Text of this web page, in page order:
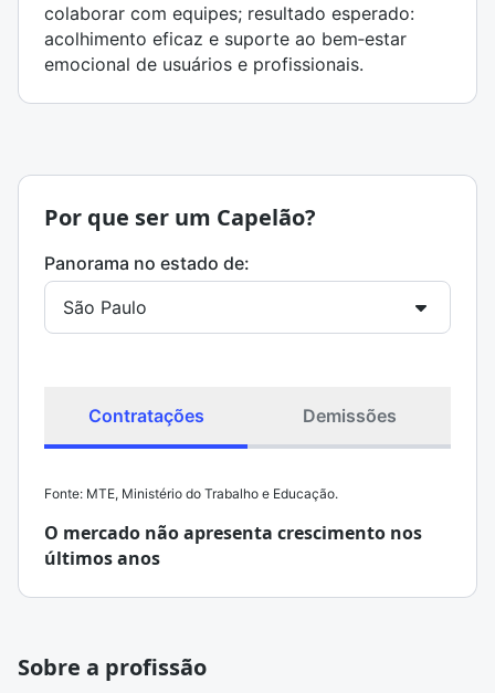
colaborar com equipes; resultado esperado:
acolhimento eficaz e suporte ao bem‑estar
emocional de usuários e profissionais.
Por que ser um Capelão?
Panorama no estado de:
Contratações Demissões
Fonte: MTE, Ministério do Trabalho e Educação.
O mercado não apresenta crescimento nos
últimos anos
Sobre a profissão